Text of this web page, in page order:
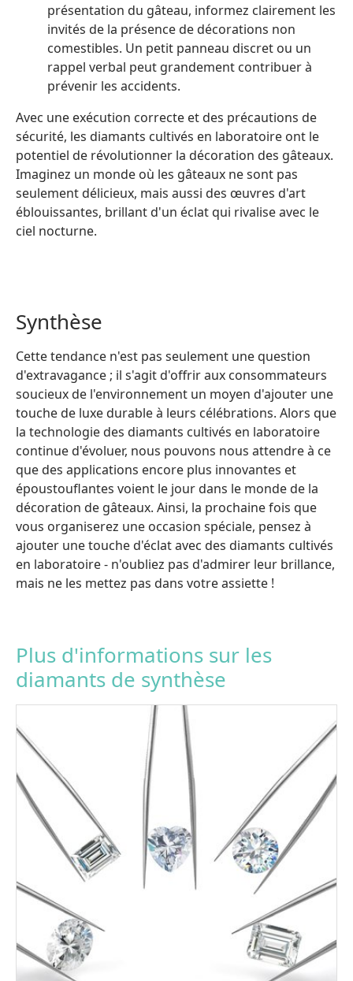
présentation du gâteau, informez clairement les
invités de la présence de décorations non
comestibles. Un petit panneau discret ou un
rappel verbal peut grandement contribuer à
prévenir les accidents.
Avec une exécution correcte et des précautions de
sécurité, les diamants cultivés en laboratoire ont le
potentiel de révolutionner la décoration des gâteaux.
Imaginez un monde où les gâteaux ne sont pas
seulement délicieux, mais aussi des œuvres d'art
éblouissantes, brillant d'un éclat qui rivalise avec le
ciel nocturne.
Synthèse
Cette tendance n'est pas seulement une question
d'extravagance ; il s'agit d'offrir aux consommateurs
soucieux de l'environnement un moyen d'ajouter une
touche de luxe durable à leurs célébrations. Alors que
la technologie des diamants cultivés en laboratoire
continue d'évoluer, nous pouvons nous attendre à ce
que des applications encore plus innovantes et
époustouflantes voient le jour dans le monde de la
décoration de gâteaux. Ainsi, la prochaine fois que
vous organiserez une occasion spéciale, pensez à
ajouter une touche d'éclat avec des diamants cultivés
en laboratoire - n'oubliez pas d'admirer leur brillance,
mais ne les mettez pas dans votre assiette !
Plus d'informations sur les
diamants de synthèse